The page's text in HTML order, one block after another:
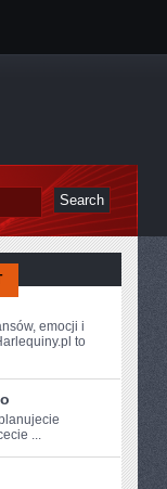
emocji i
to
...